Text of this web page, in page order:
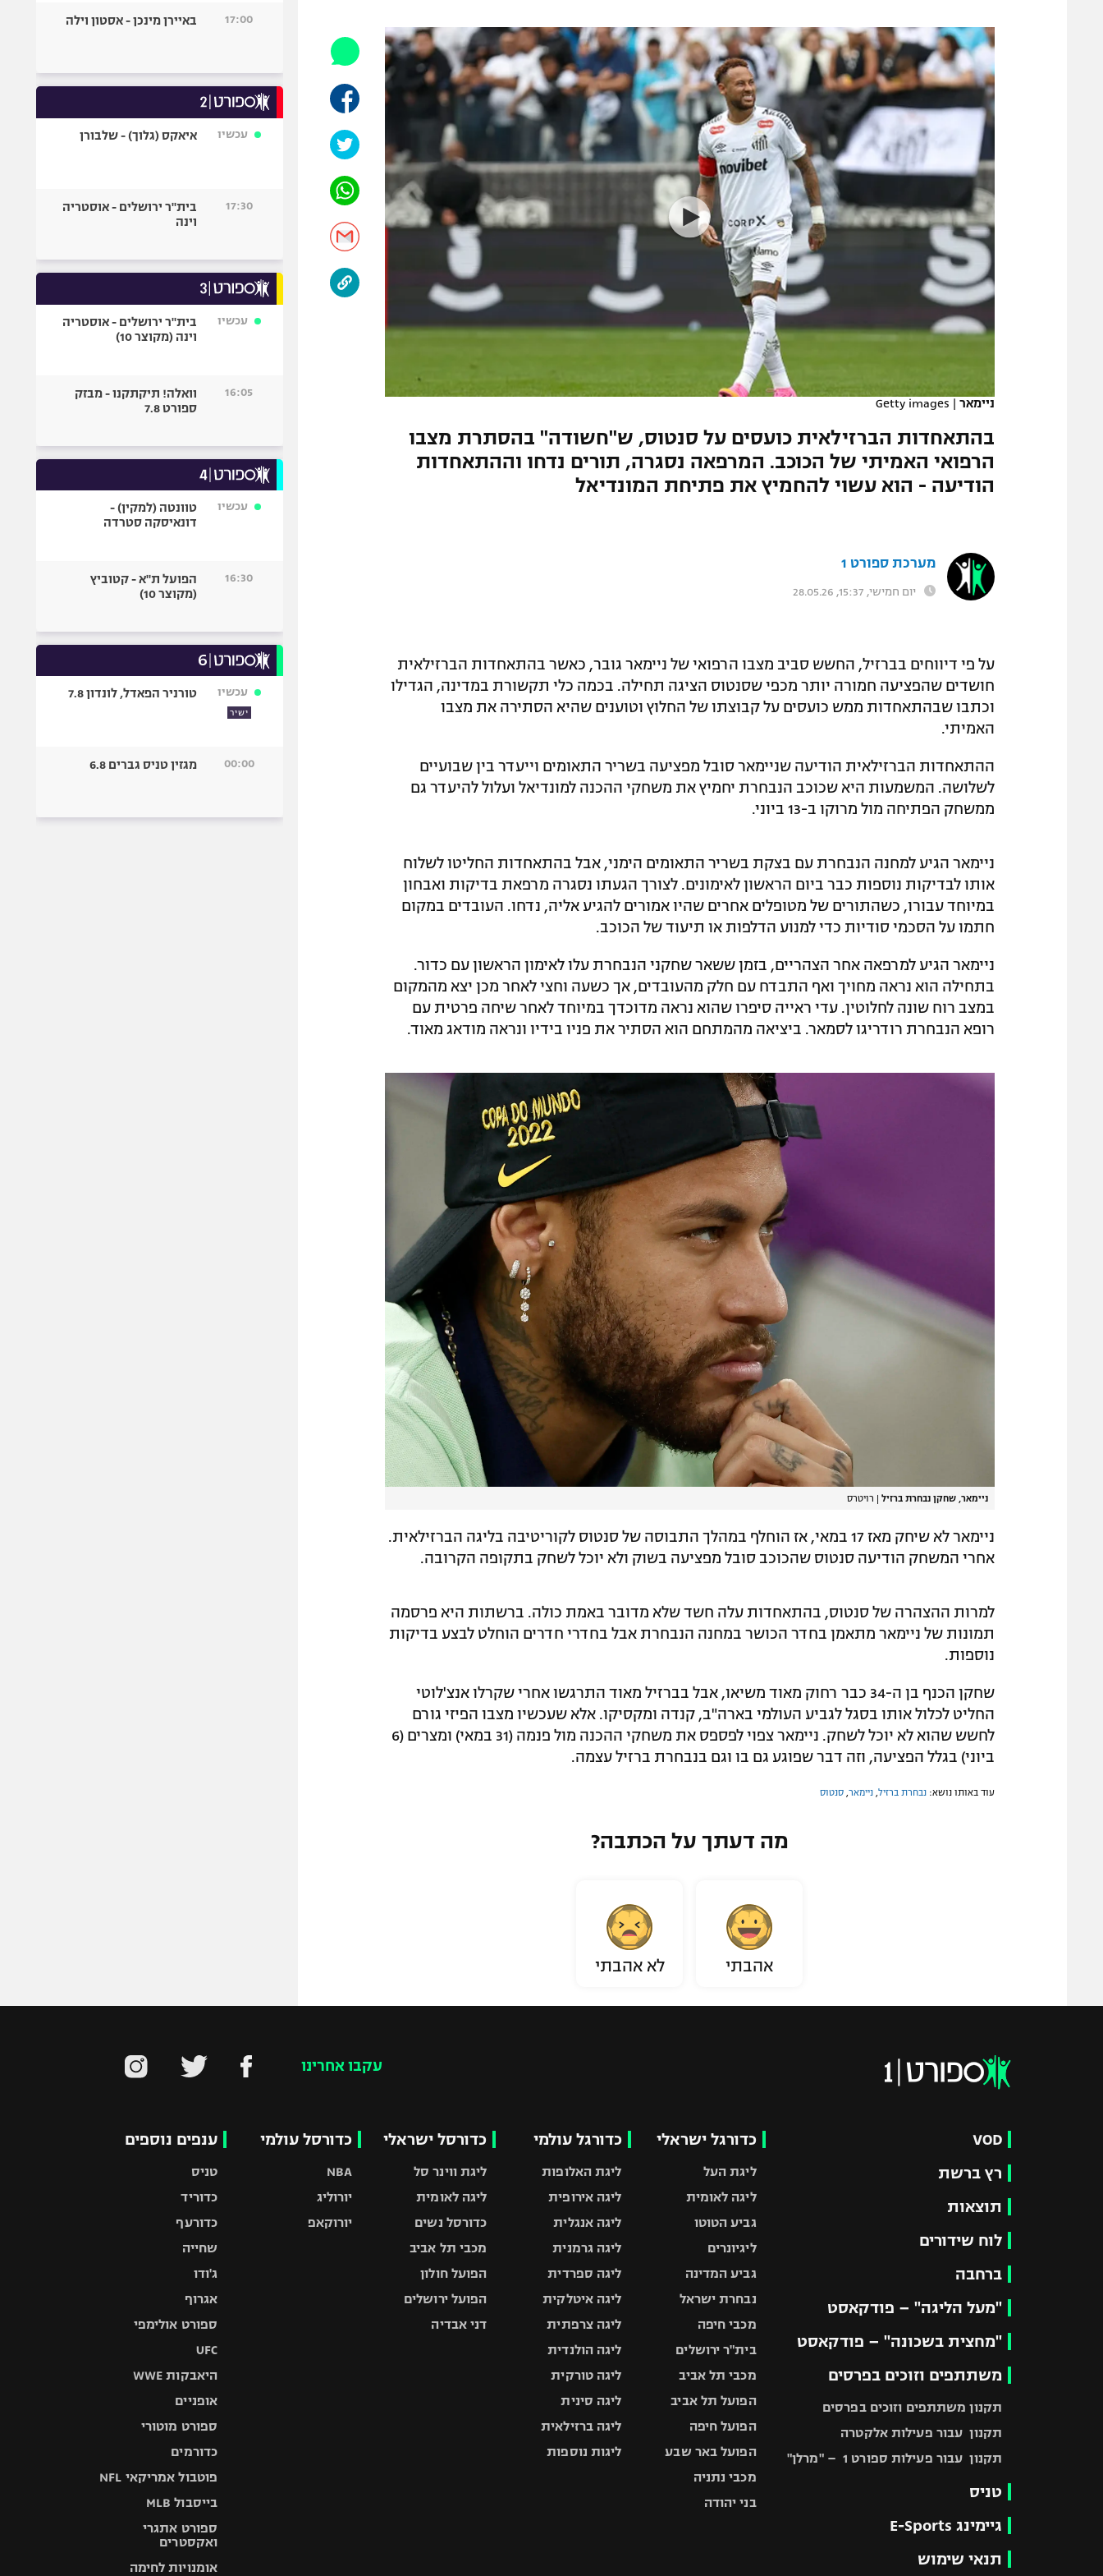
תקנון משתתפים וזוכים בפרסים
תקנון עבור פעילות אלקטרה
תקנון עבור פעילות ספורט 1 – "מרלן"
טניס
גיימינג E-Sports
תנאי שימוש
מדיניות פרטיות
תקנון פעילות ספורט 1
רשיון להקרנה פומבית לבית עסק
הצטרפות לחבילת הערוצים
לוח דרושים – ג'ובנט
הפועל תל אביב
הפועל חיפה
הפועל באר שבע
מכבי נתניה
בני יהודה
ליגה סינית
ליגה ברזילאית
ליגות נוספות
אופניים
כדורמים
פוטבול אמריקאי NFL
בייסבול MLB
גיימינג E-Sports
ניימאר |
Getty images
בהתאחדות הברזילאית כועסים על סנטוס, ש"חשודה" בהסתרת מצבו
הרפואי האמיתי של הכוכב. המרפאה נסגרה, תורים נדחו וההתאחדות
הודיעה - הוא עשוי להחמיץ את פתיחת המונדיאל
מערכת ספורט 1
יום חמישי, 15:37, 28.05.26
על פי דיווחים בברזיל, החשש סביב מצבו הרפואי של ניימאר גובר, כאשר בהתאחדות הברזילאית
חושדים שהפציעה חמורה יותר מכפי שסנטוס הציגה תחילה. בכמה כלי תקשורת במדינה, הגדילו
וכתבו שבהתאחדות ממש כועסים על קבוצתו של החלוץ וטוענים שהיא הסתירה את מצבו
האמיתי.
ההתאחדות הברזילאית הודיעה שניימאר סובל מפציעה בשריר התאומים וייעדר בין שבועיים
לשלושה. המשמעות היא שכוכב הנבחרת יחמיץ את משחקי ההכנה למונדיאל ועלול להיעדר גם
ממשחק הפתיחה מול מרוקו ב-13 ביוני.
ניימאר הגיע למחנה הנבחרת עם בצקת בשריר התאומים הימני, אבל בהתאחדות החליטו לשלוח
אותו לבדיקות נוספות כבר ביום הראשון לאימונים. לצורך הגעתו נסגרה מרפאת בדיקות ואבחון
במיוחד עבורו, כשהתורים של מטופלים אחרים שהיו אמורים להגיע אליה, נדחו. העובדים במקום
חתמו על הסכמי סודיות כדי למנוע הדלפות או תיעוד של הכוכב.
ניימאר הגיע למרפאה אחר הצהריים, בזמן ששאר שחקני הנבחרת עלו לאימון הראשון עם כדור.
בתחילה הוא נראה מחויך ואף התבדח עם חלק מהעובדים, אך כשעה וחצי לאחר מכן יצא מהמקום
במצב רוח שונה לחלוטין. עדי ראייה סיפרו שהוא נראה מדוכדך במיוחד לאחר שיחה פרטית עם
רופא הנבחרת רודריגו לסמאר. ביציאה מהמתחם הוא הסתיר את פניו בידיו ונראה מודאג מאוד.
ניימאר, שחקן נבחרת ברזיל | רויטרס
ניימאר לא שיחק מאז 17 במאי, אז הוחלף במהלך התבוסה של סנטוס לקוריטיבה בליגה הברזילאית.
אחרי המשחק הודיעה סנטוס שהכוכב סובל מפציעה בשוק ולא יוכל לשחק בתקופה הקרובה.
למרות ההצהרה של סנטוס, בהתאחדות עלה חשד שלא מדובר באמת כולה. ברשתות היא פרסמה
תמונות של ניימאר מתאמן בחדר הכושר במחנה הנבחרת אבל בחדרי חדרים הוחלט לבצע בדיקות
נוספות.
שחקן הכנף בן ה-34 כבר רחוק מאוד משיאו, אבל בברזיל מאוד התרגשו אחרי שקרלו אנצ'לוטי
החליט לכלול אותו בסגל לגביע העולמי בארה"ב, קנדה ומקסיקו. אלא שעכשיו מצבו הפיזי גורם
לחשש שהוא לא יוכל לשחק. ניימאר צפוי לפספס את משחקי ההכנה מול פנמה (31 במאי) ומצרים (6
ביוני) בגלל הפציעה, וזה דבר שפוגע גם בו וגם בנבחרת ברזיל עצמה.
עוד באותו נושא: נבחרת ברזיל ניימאר סנטוס
מה דעתך על הכתבה?
אהבתי לא אהבתי
17:00 באיירן מינכן - אסטון וילה
עכשיו איאקס (גלוך) - שלבורן
17:30
בית"ר ירושלים - אוסטריה
וינה
עכשיו
בית"ר ירושלים - אוסטריה
וינה (מקוצר 10)
16:05
וואלה! תיקתקנו - מבזק
ספורט 7.8
עכשיו
טוונטה (למקין) -
דונאיסקה סטרדה
16:30
הפועל ת"א - קטוביץ
(מקוצר 10)
עכשיו
ישיר
טורניר הפאדל, לונדון 7.8
00:00 מגזין טניס גברים 6.8
עקבו אחרינו
VOD
רץ ברשת
תוצאות
לוח שידורים
ברחבה
"מעל הליגה" – פודקאסט
"מחצית בשכונה" – פודקאסט
משתתפים וזוכים בפרסים
תקנון משתתפים וזוכים בפרסים
תקנון עבור פעילות אלקטרה
תקנון עבור פעילות ספורט 1 – "מרלן"
טניס
גיימינג E-Sports
תנאי שימוש
כדורגל ישראלי
ליגת העל
ליגה לאומית
גביע הטוטו
ליגיונרים
גביע המדינה
נבחרת ישראל
מכבי חיפה
בית"ר ירושלים
מכבי תל אביב
הפועל תל אביב
הפועל חיפה
הפועל באר שבע
מכבי נתניה
בני יהודה
כדורגל עולמי
ליגת האלופות
ליגה אירופית
ליגה אנגלית
ליגה גרמנית
ליגה ספרדית
ליגה איטלקית
ליגה צרפתית
ליגה הולנדית
ליגה טורקית
ליגה סינית
ליגה ברזילאית
ליגות נוספות
כדורסל ישראלי
ליגת ווינר סל
ליגה לאומית
כדורסל נשים
מכבי תל אביב
הפועל חולון
הפועל ירושלים
דני אבדיה
כדורסל עולמי
NBA
יורוליג
יורוקאפ
ענפים נוספים
טניס
כדוריד
כדורעף
שחייה
ג'ודו
אגרוף
ספורט אולימפי
UFC
היאבקות WWE
אופניים
ספורט מוטורי
כדורמים
פוטבול אמריקאי NFL
בייסבול MLB
ספורט אתגרי
ואקסטרים
אומנויות לחימה